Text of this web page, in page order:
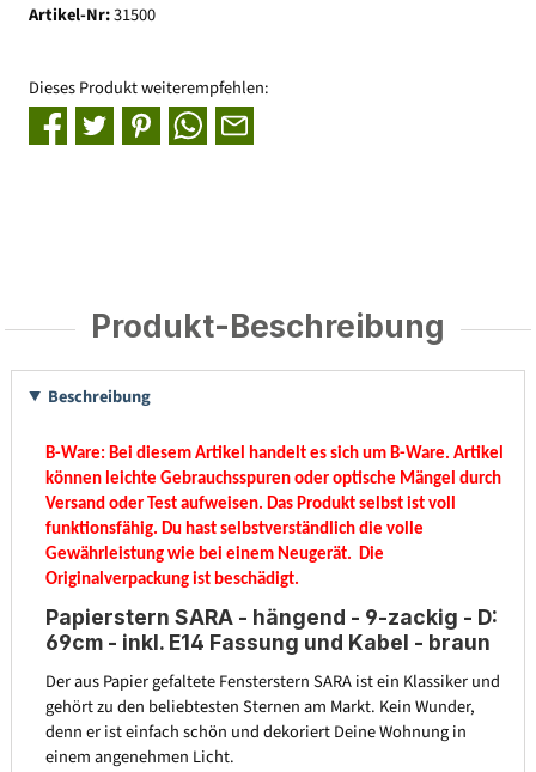
Artikel-Nr:31500
Dieses Produkt weiterempfehlen:
Produkt-Beschreibung
Beschreibung
B-Ware: Bei diesem Artikel handelt es sich um B-Ware. Artikel
können leichte Gebrauchsspuren oder optische Mängel durch
Versand oder Test aufweisen. Das Produkt selbst ist voll
funktionsfähig. Du hast selbstverständlich die volle
Gewährleistung wie bei einem Neugerät. Die
Originalverpackung ist beschädigt.
Papierstern SARA - hängend - 9-zackig - D:
69cm - inkl. E14 Fassung und Kabel - braun
Der aus Papier gefaltete Fensterstern SARA ist ein Klassiker und
gehört zu den beliebtesten Sternen am Markt. Kein Wunder,
denn er ist einfach schön und dekoriert Deine Wohnung in
einem angenehmen Licht.